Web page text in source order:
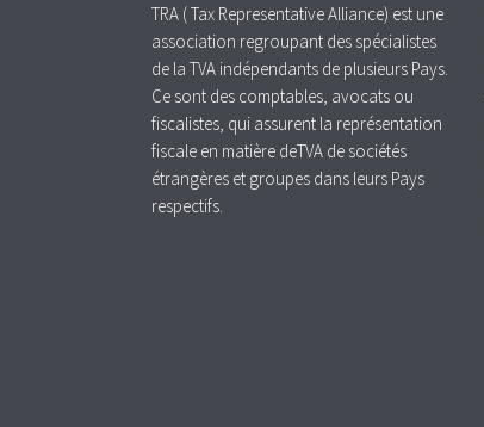
TRA ( Tax Representative Alliance) est une
association regroupant des spécialistes
de la TVA indépendants de plusieurs Pays.
Ce sont des comptables, avocats ou
fiscalistes, qui assurent la représentation
fiscale en matière deTVA de sociétés
étrangères et groupes dans leurs Pays
respectifs.